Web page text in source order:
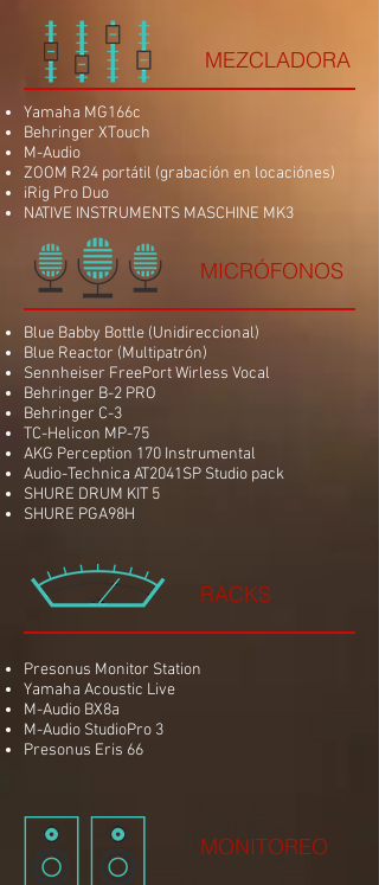
Yamaha MG166c
Behringer XTouch
M-Audio
ZOOM R24 portátil (grabación en locaciónes)
iRig Pro Duo
NATIVE INSTRUMENTS MASCHINE MK3
Blue Babby Bottle (Unidireccional)
Blue Reactor (Multipatrón)
Sennheiser FreePort Wirless Vocal
Behringer B-2 PRO
Behringer C-3
TC-Helicon MP-75
AKG Perception 170 Instrumental
Audio-Technica AT2041SP Studio pack
SHURE DRUM KIT 5
SHURE PGA98H
Presonus Monitor Station
Yamaha Acoustic Live
M-Audio BX8a
M-Audio StudioPro 3
Presonus Eris 66
MEZCLADORA
MICRÓFONOS
RACKS
MONITOREO